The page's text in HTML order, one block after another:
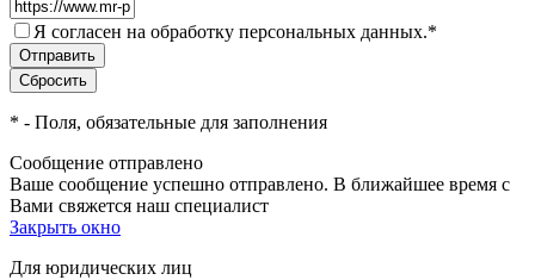
Я согласен на обработку персональных данных.*
* - Поля, обязательные для заполнения
Сообщение отправлено
Ваше сообщение успешно отправлено. В ближайшее время с
Вами свяжется наш специалист
Закрыть окно
Для юридических лиц